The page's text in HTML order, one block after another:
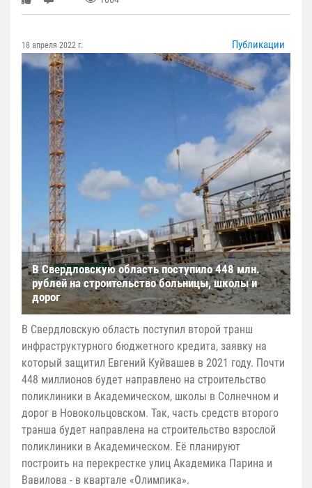
18 апреля 2022 г. Публикации
В Свердловскую область поступило 448 млн.
рублей на строительство больницы, школы и
дорог
В Свердловскую область поступил второй транш
инфраструктурного бюджетного кредита, заявку на
который защитил Евгений Куйвашев в 2021 году. Почти
448 миллионов будет направлено на строительство
поликлиники в Академическом, школы в Солнечном и
дорог в Новокольцовском. Так, часть средств второго
транша будет направлена на строительство взрослой
поликлиники в Академическом. Её планируют
построить на перекрестке улиц Академика Парина и
Вавилова - в квартале «Олимпика».